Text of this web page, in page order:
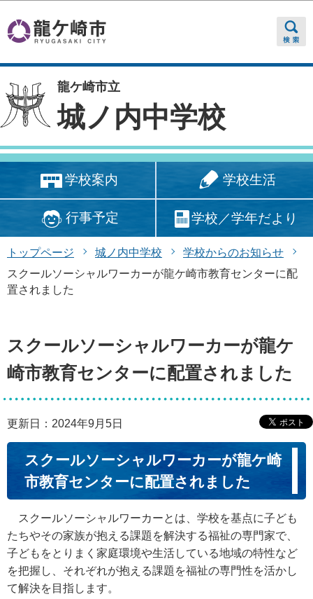
龍ケ崎市立
城ノ内中学校
学校案内 学校生活
行事予定 学校／学年だより
トップページ 城ノ内中学校
学校からのお知らせ
スクールソーシャルワーカーが龍ケ崎市教育センターに配
置されました
スクールソーシャルワーカーが龍ケ
崎市教育センターに配置されました
更新日：2024年9月5日
スクールソーシャルワーカーが龍ケ崎
市教育センターに配置されました
スクールソーシャルワーカーとは、学校を基点に子ども
たちやその家族が抱える課題を解決する福祉の専門家で、
子どもをとりまく家庭環境や生活している地域の特性など
を把握し、それぞれが抱える課題を福祉の専門性を活かし
て解決を目指します。